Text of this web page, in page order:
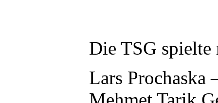
Die TSG spielte
Lars Prochaska